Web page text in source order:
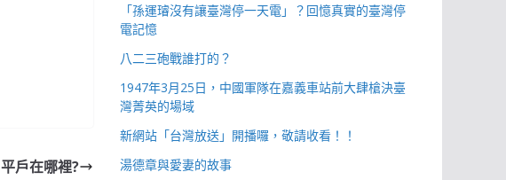
平戶在哪裡?
「孫運璿沒有讓臺灣停一天電」？回憶真實的臺灣停
電記憶
八二三砲戰誰打的？
1947年3月25日，中國軍隊在嘉義車站前大肆槍決臺
灣菁英的場域
新網站「台灣放送」開播囉，敬請收看！！
湯德章與愛妻的故事